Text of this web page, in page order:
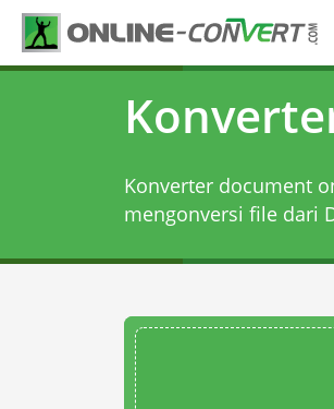
Konverter document
mengonversi file dari